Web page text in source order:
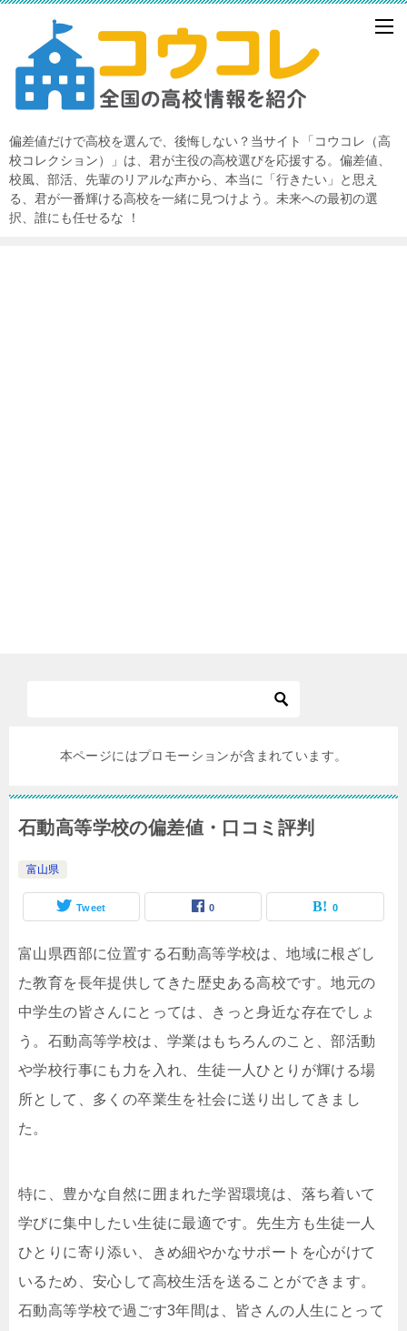
偏差値だけで高校を選んで、後悔しない？当サイト「コウコレ（高
校コレクション）」は、君が主役の高校選びを応援する。偏差値、
校風、部活、先輩のリアルな声から、本当に「行きたい」と思え
る、君が一番輝ける高校を一緒に見つけよう。未来への最初の選
択、誰にも任せるな ！
本ページにはプロモーションが含まれています。
石動高等学校の偏差値・口コミ評判
富山県
Tweet 0 0
富山県西部に位置する石動高等学校は、地域に根ざし
た教育を長年提供してきた歴史ある高校です。地元の
中学生の皆さんにとっては、きっと身近な存在でしょ
う。石動高等学校は、学業はもちろんのこと、部活動
や学校行事にも力を入れ、生徒一人ひとりが輝ける場
所として、多くの卒業生を社会に送り出してきまし
た。
特に、豊かな自然に囲まれた学習環境は、落ち着いて
学びに集中したい生徒に最適です。先生方も生徒一人
ひとりに寄り添い、きめ細やかなサポートを心がけて
いるため、安心して高校生活を送ることができます。
石動高等学校で過ごす3年間は、皆さんの人生にとって